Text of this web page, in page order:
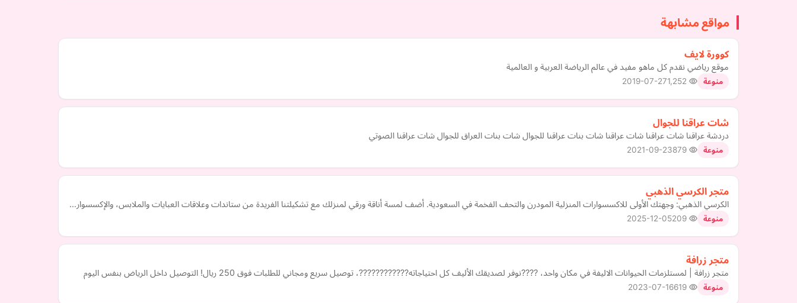
مواقع مشابهة
كوورة لايف
موقع رياضي نقدم كل ماهو مفيد في عالم الرياضة العربية و العالمية
منوعة 2019-07-27
شات عراقنا للجوال
دردشة عراقنا شات عراقنا شات عراقنا شات بنات عراقنا للجوال شات بنات العراق للجوال شات عراقنا الصوتي
منوعة 2021-09-23
متجر الكرسي الذهبي
الكرسي الذهبي: وجهتك الأولى للاكسسوارات المنزلية المودرن والتحف الفخمة في السعودية. أضف لمسة أناقة ورقي لمنزلك مع تشكيلتنا الفريدة من ستاندات وعلاقات العبايات والملابس، والإكسسوار…
منوعة 2025-12-05
متجر زرافة
متجر زرافة | لمستلزمات الحيوانات الاليفة في مكان واحد، ????نوفر لصديقك الأليف كل احتياجاته????????????، توصيل سريع ومجاني للطلبات فوق 250 ريال! التوصيل داخل الرياض بنفس اليوم
منوعة 2023-07-16